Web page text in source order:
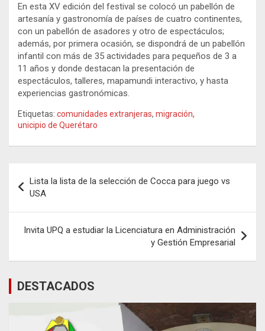
En esta XV edición del festival se colocó un pabellón de
artesanía y gastronomía de países de cuatro continentes,
con un pabellón de asadores y otro de espectáculos;
además, por primera ocasión, se dispondrá de un pabellón
infantil con más de 35 actividades para pequeños de 3 a
11 años y donde destacan la presentación de
espectáculos, talleres, mapamundi interactivo, y hasta
experiencias gastronómicas.
Etiquetas: comunidades extranjeras, migración,
unicipio de Querétaro
de
entradas
Lista la lista de la selección de Cocca para juego vs
USA
Invita UPQ a estudiar la Licenciatura en Administración
y Gestión Empresarial
DESTACADOS